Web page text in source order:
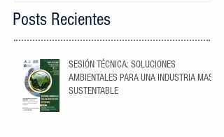
Posts Recientes
SESIÓN TÉCNICA: SOLUCIONES
AMBIENTALES PARA UNA INDUSTRIA MAS
SUSTENTABLE